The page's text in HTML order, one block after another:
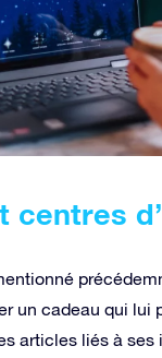
centres
un cadeau qui lui
articles liés à ses